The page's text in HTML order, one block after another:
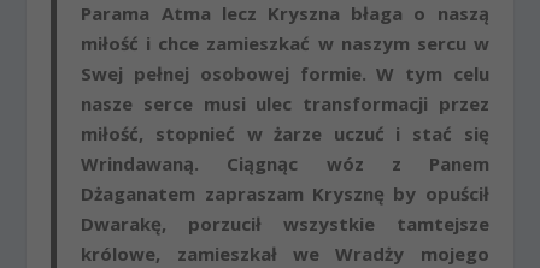
Parama Atma lecz Kryszna błaga o naszą
miłość i chce zamieszkać w naszym sercu w
Swej pełnej osobowej formie. W tym celu
nasze serce musi ulec transformacji przez
miłość, stopnieć w żarze uczuć i stać się
Wrindawaną. Ciągnąc wóz z Panem
Dżaganatem zapraszam Krysznę by opuścił
Dwarakę, porzucił wszystkie tamtejsze
królowe, zamieszkał we Wradży mojego